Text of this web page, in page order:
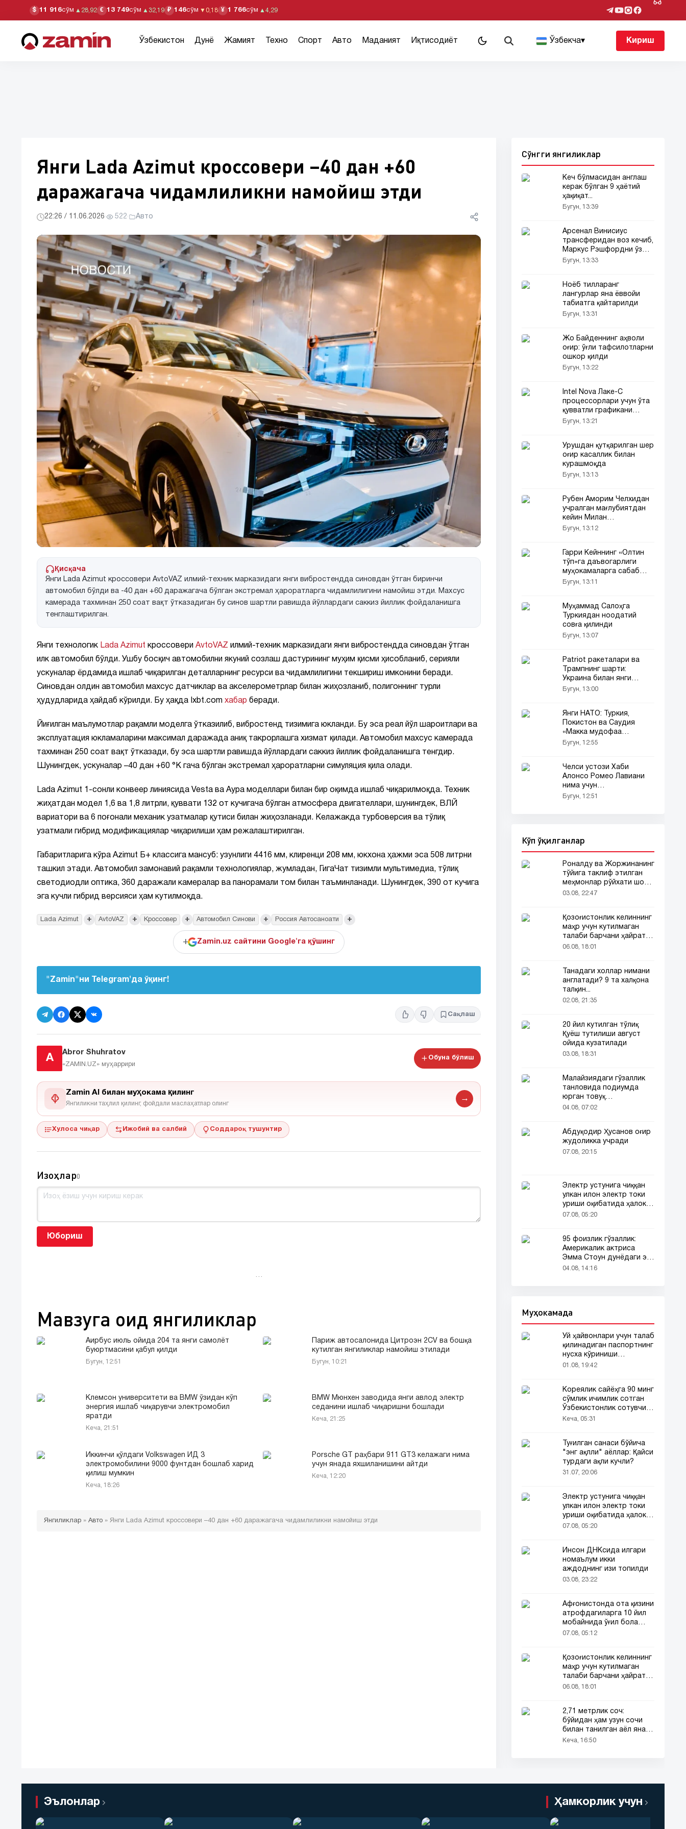
$ 11 916сўм ▲ 28,92 € 13 749сўм ▲ 32,19 ₽ 146сўм ▼ 0,18 ¥ 1 766сўм ▲ 4,29
Ўзбекистон Дунё Жамият Техно Спорт Авто Маданият Иқтисодиёт Ўзбекча▾ Кириш
Янги Lada Azimut кроссовери –40 дан +60
даражагача чидамлиликни намойиш этди
22:26 / 11.06.2026· 522· Авто
Қисқача
Янги Lada Azimut кроссовери AvtoVAZ илмий-техник марказидаги янги вибростендда синовдан ўтган биринчи
автомобил бўлди ва -40 дан +60 даражагача бўлган экстремал ҳароратларга чидамлилигини намойиш этди. Махсус
камерада тахминан 250 соат вақт ўтказадиган бу синов шартли равишда йўллардаги саккиз йиллик фойдаланишга
тенглаштирилган.
Янги технологик Lada Azimut кроссовери AvtoVAZ илмий-техник марказидаги янги вибростендда синовдан ўтган
илк автомобил бўлди. Ушбу босқич автомобилни якуний созлаш дастурининг муҳим қисми ҳисобланиб, серияли
ускуналар ёрдамида ишлаб чиқарилган деталларнинг ресурси ва чидамлилигини текшириш имконини беради.
Синовдан олдин автомобил махсус датчиклар ва акселерометрлар билан жиҳозланиб, полигоннинг турли
ҳудудларида ҳайдаб кўрилди. Бу ҳақда Ixbt.com хабар беради.
Йиғилган маълумотлар рақамли моделга ўтказилиб, вибростенд тизимига юкланди. Бу эса реал йўл шароитлари ва
эксплуатация юкламаларини максимал даражада аниқ такрорлашга хизмат қилади. Автомобил махсус камерада
тахминан 250 соат вақт ўтказади, бу эса шартли равишда йўллардаги саккиз йиллик фойдаланишга тенгдир.
Шунингдек, ускуналар –40 дан +60 °К гача бўлган экстремал ҳароратларни симуляция қила олади.
Lada Azimut 1-сонли конвеер линиясида Vesta ва Аура моделлари билан бир оқимда ишлаб чиқарилмоқда. Техник
жиҳатдан модел 1,6 ва 1,8 литрли, қуввати 132 от кучигача бўлган атмосфера двигателлари, шунингдек, ВЛЙ
вариатори ва 6 поғонали механик узатмалар қутиси билан жиҳозланади. Келажакда турбоверсия ва тўлиқ
узатмали гибрид модификациялар чиқарилиши ҳам режалаштирилган.
Габаритларига кўра Azimut Б+ классига мансуб: узунлиги 4416 мм, клиренци 208 мм, юкхона ҳажми эса 508 литрни
ташкил этади. Автомобил замонавий рақамли технологиялар, жумладан, ГигаЧат тизимли мультимедиа, тўлиқ
светодиодли оптика, 360 даражали камералар ва панорамали том билан таъминланади. Шунингдек, 390 от кучига
эга кучли гибрид версияси ҳам кутилмоқда.
Lada Azimut + AvtoVAZ + Кроссовер + Автомобил Синови + Россия Автосаноати +
+ Zamin.uz сайтини Google'га қўшинг
"Zamin"ни Telegram'да ўқинг!
Сақлаш
A
Abror Shuhratov
«ZAMIN.UZ» муҳаррири
Обуна бўлиш
Zamin AI билан муҳокама қилинг
Янгиликни таҳлил қилинг, фойдали маслаҳатлар олинг
→
Хулоса чиқар Ижобий ва салбий Соддароқ тушунтир
Изоҳлар0
Юбориш
…
Мавзуга оид янгиликлар
Аирбус июль ойида 204 та янги самолёт
буюртмасини қабул қилди
Бугун, 12:51
Париж автосалонида Цитроэн 2CV ва бошқа
кутилган янгиликлар намойиш этилади
Бугун, 10:21
Клемсон университети ва BMW ўзидан кўп
энергия ишлаб чиқарувчи электромобил
яратди
Кеча, 21:51
BMW Mюнхен заводида янги авлод электр
седанини ишлаб чиқаришни бошлади
Кеча, 21:25
Иккинчи қўлдаги Volkswagen ИД 3
электромобилини 9000 фунтдан бошлаб харид
қилиш мумкин
Кеча, 18:26
Porsche GT раҳбари 911 GT3 келажаги нима
учун янада яхшиланишини айтди
Кеча, 12:20
Янгиликлар » Авто » Янги Lada Azimut кроссовери –40 дан +60 даражагача чидамлиликни намойиш этди
Сўнгги янгиликлар
Кеч бўлмасидан англаш
керак бўлган 9 ҳаётий
ҳақиқат...
Бугун, 13:39
Арсенал Винисиус
трансферидан воз кечиб,
Маркус Рэшфордни ўз
сафига қўшиб олиши
Бугун, 13:33
Ноёб тилларанг
лангурлар яна ёввойи
табиатга қайтарилди
Бугун, 13:31
Жо Байденнинг аҳволи
оғир: ўғли тафсилотларни
ошкор қилди
Бугун, 13:22
Intel Nova Лаке-С
процессорлари учун ўта
қувватли графикани
тайёрламоқда
Бугун, 13:21
Урушдан қутқарилган шер
оғир касаллик билан
курашмоқда
Бугун, 13:13
Рубен Аморим Челхидан
учралган мағлубиятдан
кейин Милан
футболчиларини
Бугун, 13:12
Гарри Кейннинг «Олтин
тўп»га даъвогарлиги
муҳокамаларга сабаб
бўлмоқда
Бугун, 13:11
Муҳаммад Салоҳга
Туркиядан ноодатий
совға қилинди
Бугун, 13:07
Patriot ракеталари ва
Трампнинг шарти:
Украина билан янги
келишув тафсилотлари
Бугун, 13:00
Янги НАТО: Туркия,
Покистон ва Саудия
«Макка мудофаа
пакти»ни имзолади
Бугун, 12:55
Челси устози Хаби
Алонсо Ромео Лавиани
нима учун
алмаштирмаганини
Бугун, 12:51
Кўп ўқилганлар
Роналду ва Жоржинанинг
тўйига таклиф этилган
меҳмонлар рўйхати шов-
шувда
03.08, 22:47
Қозоғистонлик келиннинг
маҳр учун кутилмаган
талаби барчани ҳайратга
солди
06.08, 18:01
Танадаги холлар нимани
англатади? 9 та халқона
талқин...
02.08, 21:35
20 йил кутилган тўлиқ
Қуёш тутилиши август
ойида кузатилади
03.08, 18:31
Малайзиядаги гўзаллик
танловида подиумда
юрган товуқ
томошабинлар
04.08, 07:02
Абдуқодир Ҳусанов оғир
жудоликка учради
07.08, 20:15
Электр устунига чиққан
улкан илон электр токи
уриши оқибатида ҳалок
бўлди
07.08, 05:20
95 фоизлик гўзаллик:
Америкалик актриса
Эмма Стоун дунёдаги энг
гўзал аёл деб топилди!
04.08, 14:16
Муҳокамада
Уй ҳайвонлари учун талаб
қилинадиган паспортнинг
нусха кўриниши
тармоқларда тарқалди
01.08, 19:42
Кореялик сайёҳга 90 минг
сўмлик ичимлик сотган
Ўзбекистонлик сотувчи
Корея телевидениясида
Кеча, 05:31
Туғилган санаси бўйича
"энг ақлли" аёллар: Қайси
турдаги ақли кучли?
31.07, 20:06
Электр устунига чиққан
улкан илон электр токи
уриши оқибатида ҳалок
бўлди
07.08, 05:20
Инсон ДНКсида илгари
номаълум икки
аждоднинг изи топилди
03.08, 23:22
Афғонистонда ота қизини
атрофдагиларга 10 йил
мобайнида ўғил бола
сифатида таништирди
07.08, 05:12
Қозоғистонлик келиннинг
маҳр учун кутилмаган
талаби барчани ҳайратга
солди
06.08, 18:01
2,71 метрлик соч:
бўйидан ҳам узун сочи
билан танилган аёл яна
эътибор марказида
Кеча, 16:50
Эълонлар Ҳамкорлик учун